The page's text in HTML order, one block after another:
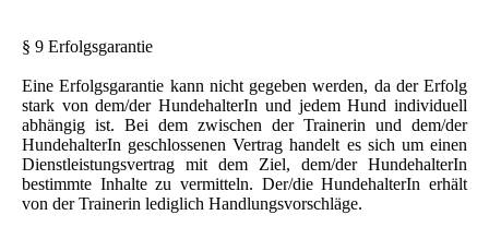
§ 9 Erfolgsgarantie
Eine Erfolgsgarantie kann nicht gegeben werden, da der Erfolg
stark von dem/der HundehalterIn und jedem Hund individuell
abhängig ist. Bei dem zwischen der Trainerin und dem/der
HundehalterIn geschlossenen Vertrag handelt es sich um einen
Dienstleistungsvertrag mit dem Ziel, dem/der HundehalterIn
bestimmte Inhalte zu vermitteln. Der/die HundehalterIn erhält
von der Trainerin lediglich Handlungsvorschläge.